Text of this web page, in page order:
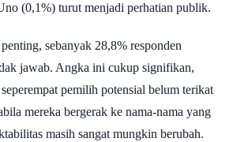
(0,1%) turut menjadi perhatian publik.
sebanyak 28,8% responden
jawab. Angka ini cukup signifikan,
pemilih potensial belum terikat
mereka bergerak ke nama-nama yang
masih sangat mungkin berubah.